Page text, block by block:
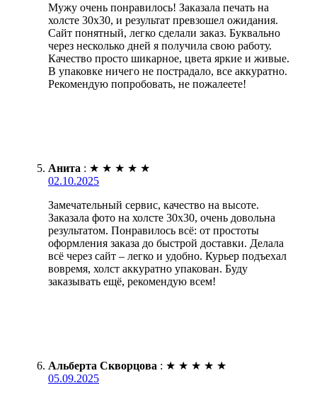
Мужу очень понравилось! Заказала печать на
холсте 30х30, и результат превзошел ожидания.
Сайт понятный, легко сделали заказ. Буквально
через несколько дней я получила свою работу.
Качество просто шикарное, цвета яркие и живые.
В упаковке ничего не пострадало, все аккуратно.
Рекомендую попробовать, не пожалеете!
Анита : ★ ★ ★ ★ ★
02.10.2025
Замечательный сервис, качество на высоте.
Заказала фото на холсте 30х30, очень довольна
результатом. Понравилось всё: от простоты
оформления заказа до быстрой доставки. Делала
всё через сайт – легко и удобно. Курьер подъехал
вовремя, холст аккуратно упакован. Буду
заказывать ещё, рекомендую всем!
Альберта Скворцова : ★ ★ ★ ★ ★
05.09.2025